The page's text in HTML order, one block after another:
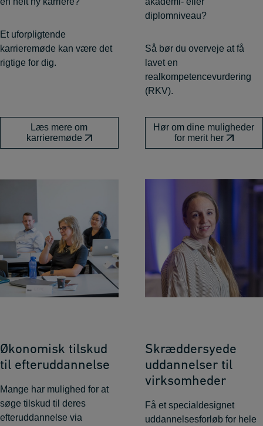
Et uforpligtende
karrieremøde kan være det
rigtige for dig.
Læs mere om
karrieremøde
diplomniveau?
Så bør du overveje at få
lavet en
realkompetencevurdering
(RKV).
Hør om dine muligheder
for merit her
Økonomisk tilskud
til efteruddannelse
Mange har mulighed for at
søge tilskud til deres
efteruddannelse via
Skræddersyede
uddannelser til
virksomheder
Få et specialdesignet
uddannelsesforløb for hele